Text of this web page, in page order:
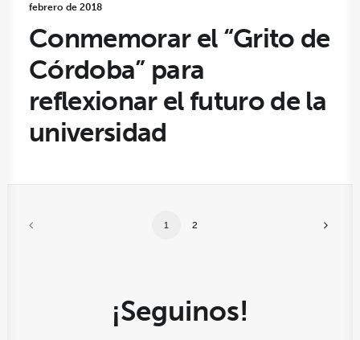
febrero de 2018
Conmemorar el “Grito de
Córdoba” para
reflexionar el futuro de la
universidad
1 2
¡Seguinos!